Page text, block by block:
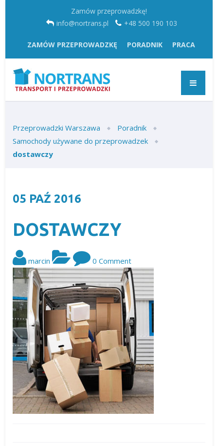
Zamów przeprowadzkę!
info@nortrans.pl
+48 500 190 103
ZAMÓW PRZEPROWADZKĘ PORADNIK PRACA
Przeprowadzki Warszawa
Poradnik
Samochody używane do przeprowadzek
dostawczy
05 PAŹ2016
DOSTAWCZY
marcin 0 Comment